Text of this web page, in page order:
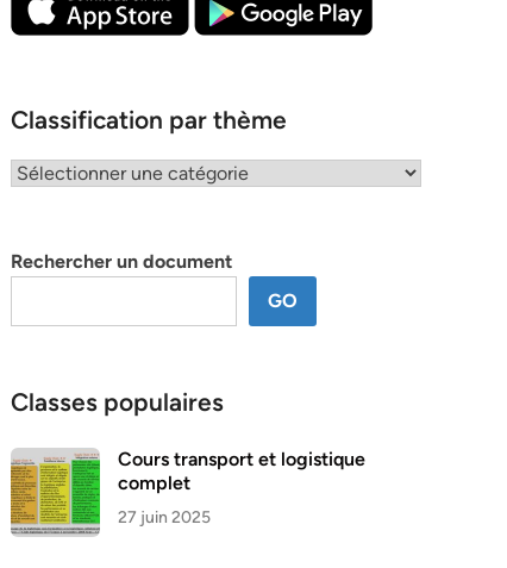
Classification par thème
Classification
Rechercher un document
GO
Classes populaires
Cours transport et logistique
complet
27 juin 2025